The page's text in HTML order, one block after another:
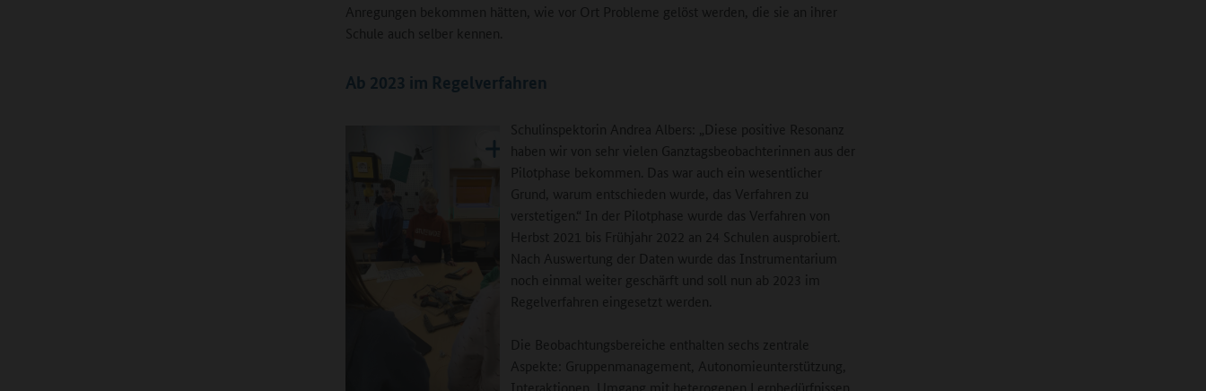
Anregungen bekommen hätten, wie vor Ort Probleme gelöst werden, die sie an ihrer
Schule auch selber kennen.
Ab 2023 im Regelverfahren
Schulinspektorin Andrea Albers: „Diese positive Resonanz
haben wir von sehr vielen Ganztagsbeobachterinnen aus der
Pilotphase bekommen. Das war auch ein wesentlicher
Grund, warum entschieden wurde, das Verfahren zu
verstetigen.“ In der Pilotphase wurde das Verfahren von
Herbst 2021 bis Frühjahr 2022 an 24 Schulen ausprobiert.
Nach Auswertung der Daten wurde das Instrumentarium
noch einmal weiter geschärft und soll nun ab 2023 im
Regelverfahren eingesetzt werden.
Die Beobachtungsbereiche enthalten sechs zentrale
Aspekte: Gruppenmanagement, Autonomieunterstützung,
Interaktionen, Umgang mit heterogenen Lernbedürfnissen,